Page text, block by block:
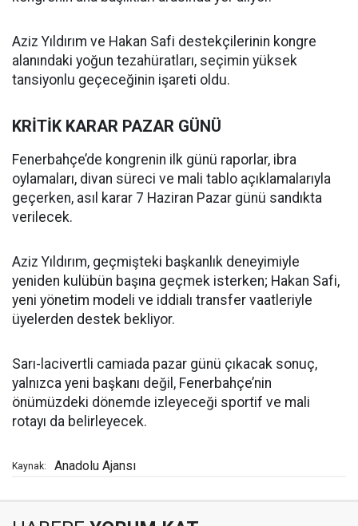
Aziz Yıldırım ve Hakan Safi destekçilerinin kongre
alanındaki yoğun tezahüratları, seçimin yüksek
tansiyonlu geçeceğinin işareti oldu.
KRİTİK KARAR PAZAR GÜNÜ
Fenerbahçe’de kongrenin ilk günü raporlar, ibra
oylamaları, divan süreci ve mali tablo açıklamalarıyla
geçerken, asıl karar 7 Haziran Pazar günü sandıkta
verilecek.
Aziz Yıldırım, geçmişteki başkanlık deneyimiyle
yeniden kulübün başına geçmek isterken; Hakan Safi,
yeni yönetim modeli ve iddialı transfer vaatleriyle
üyelerden destek bekliyor.
Sarı-lacivertli camiada pazar günü çıkacak sonuç,
yalnızca yeni başkanı değil, Fenerbahçe’nin
önümüzdeki dönemde izleyeceği sportif ve mali
rotayı da belirleyecek.
Kaynak: Anadolu Ajansı